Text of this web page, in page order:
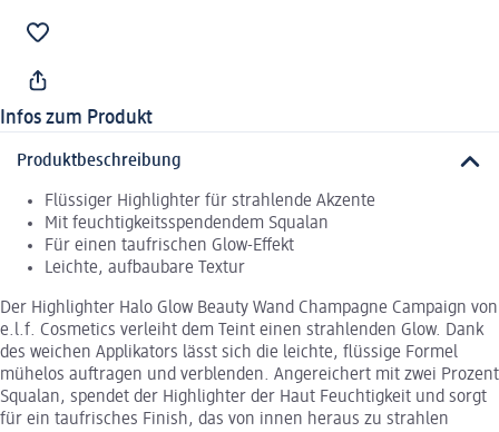
Infos zum Produkt
Produktbeschreibung
Flüssiger Highlighter für strahlende Akzente
Mit feuchtigkeitsspendendem Squalan
Für einen taufrischen Glow-Effekt
Leichte, aufbaubare Textur
Der Highlighter Halo Glow Beauty Wand Champagne Campaign von
e.l.f. Cosmetics verleiht dem Teint einen strahlenden Glow. Dank
des weichen Applikators lässt sich die leichte, flüssige Formel
mühelos auftragen und verblenden. Angereichert mit zwei Prozent
Squalan, spendet der Highlighter der Haut Feuchtigkeit und sorgt
für ein taufrisches Finish, das von innen heraus zu strahlen